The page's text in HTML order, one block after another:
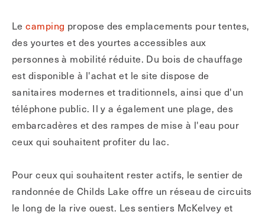
Lecamping propose des emplacements pour tentes,
des yourtes et des yourtes accessibles aux
personnes à mobilité réduite. Du bois de chauffage
est disponible à l'achat et le site dispose de
sanitaires modernes et traditionnels, ainsi que d'un
téléphone public. Il y a également une plage, des
embarcadères et des rampes de mise à l'eau pour
ceux qui souhaitent profiter du lac.
Pour ceux qui souhaitent rester actifs, le sentier de
randonnée de Childs Lake offre un réseau de circuits
le long de la rive ouest. Les sentiers McKelvey et